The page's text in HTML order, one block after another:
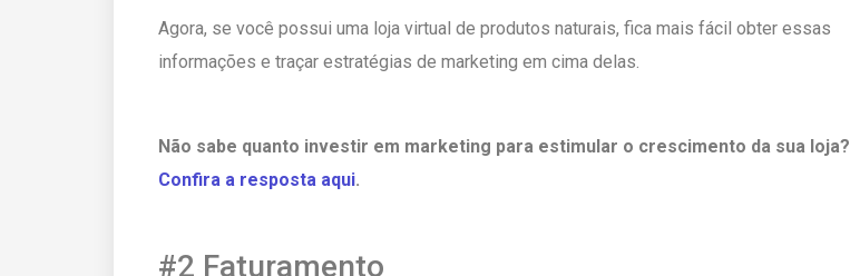
Agora, se você possui uma loja virtual de produtos naturais, fica mais fácil obter essas
informações e traçar estratégias de marketing em cima delas.
Não sabe quanto investir em marketing para estimular o crescimento da sua loja?
Confira a resposta aqui.
#2 Faturamento